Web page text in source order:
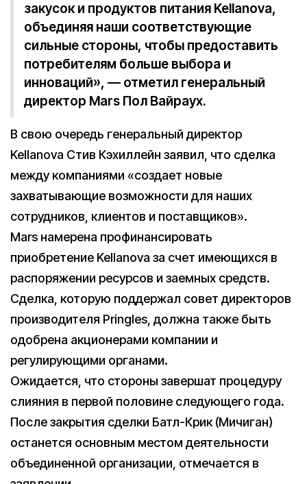
закусок и продуктов питания Kellanova,
объединяя наши соответствующие
сильные стороны, чтобы предоставить
потребителям больше выбора и
инноваций», — отметил генеральный
директор Mars Пол Вайраух.
В свою очередь генеральный директор
Kellanova Стив Кэхиллейн заявил, что сделка
между компаниями «создает новые
захватывающие возможности для наших
сотрудников, клиентов и поставщиков».
Mars намерена профинансировать
приобретение Kellanova за счет имеющихся в
распоряжении ресурсов и заемных средств.
Сделка, которую поддержал совет директоров
производителя Pringles, должна также быть
одобрена акционерами компании и
регулирующими органами.
Ожидается, что стороны завершат процедуру
слияния в первой половине следующего года.
После закрытия сделки Батл-Крик (Мичиган)
останется основным местом деятельности
объединенной организации, отмечается в